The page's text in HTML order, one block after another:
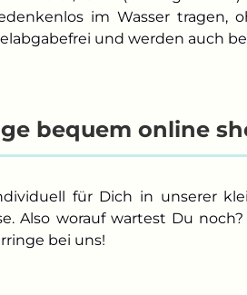
im Wasser tragen,
und werden auch
bequem online
für Dich in unserer
Also worauf wartest Du
bei uns!